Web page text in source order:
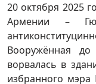
20 октября 2025
Армении –
Вооружённая
ворвалась в
избранного мэра